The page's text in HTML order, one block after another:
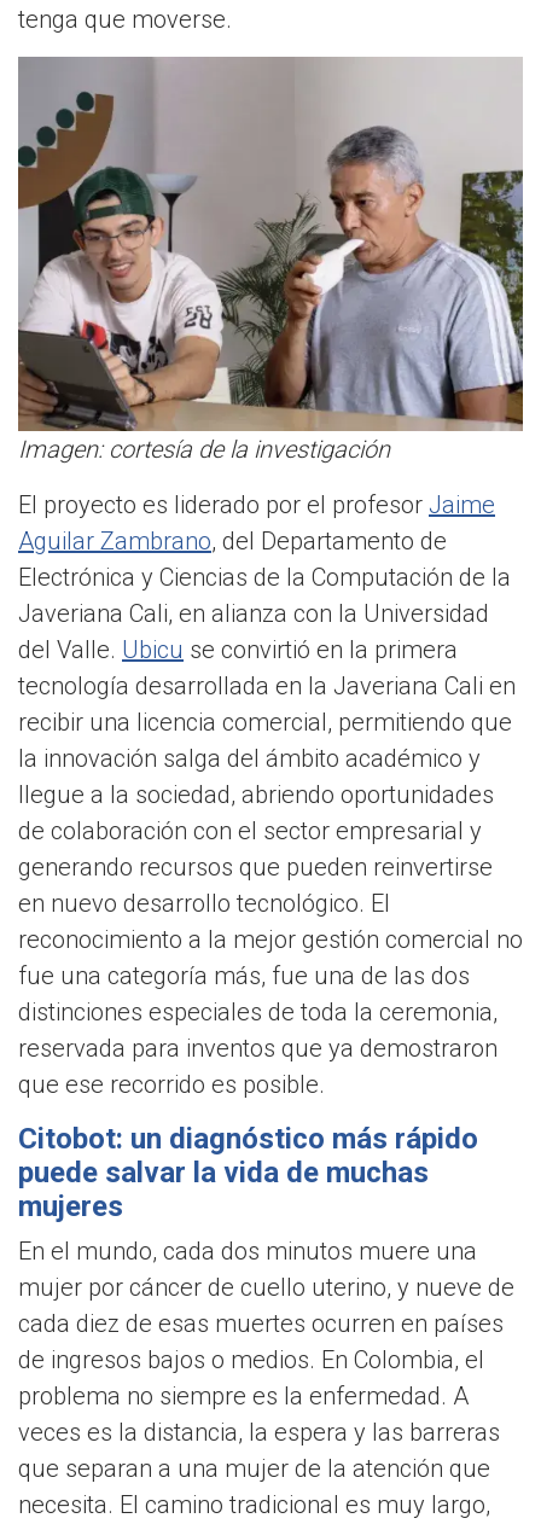
tenga que moverse.
Imagen: cortesía de la investigación
El proyecto es liderado por el profesor Jaime
Aguilar Zambrano, del Departamento de
Electrónica y Ciencias de la Computación de la
Javeriana Cali, en alianza con la Universidad
del Valle. Ubicu se convirtió en la primera
tecnología desarrollada en la Javeriana Cali en
recibir una licencia comercial, permitiendo que
la innovación salga del ámbito académico y
llegue a la sociedad, abriendo oportunidades
de colaboración con el sector empresarial y
generando recursos que pueden reinvertirse
en nuevo desarrollo tecnológico. El
reconocimiento a la mejor gestión comercial no
fue una categoría más, fue una de las dos
distinciones especiales de toda la ceremonia,
reservada para inventos que ya demostraron
que ese recorrido es posible.
Citobot: un diagnóstico más rápido
puede salvar la vida de muchas
mujeres
En el mundo, cada dos minutos muere una
mujer por cáncer de cuello uterino, y nueve de
cada diez de esas muertes ocurren en países
de ingresos bajos o medios. En Colombia, el
problema no siempre es la enfermedad. A
veces es la distancia, la espera y las barreras
que separan a una mujer de la atención que
necesita. El camino tradicional es muy largo,